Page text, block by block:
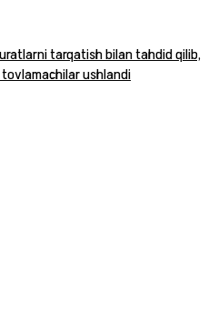
tarqatish bilan tahdid qilib,
ushlandi